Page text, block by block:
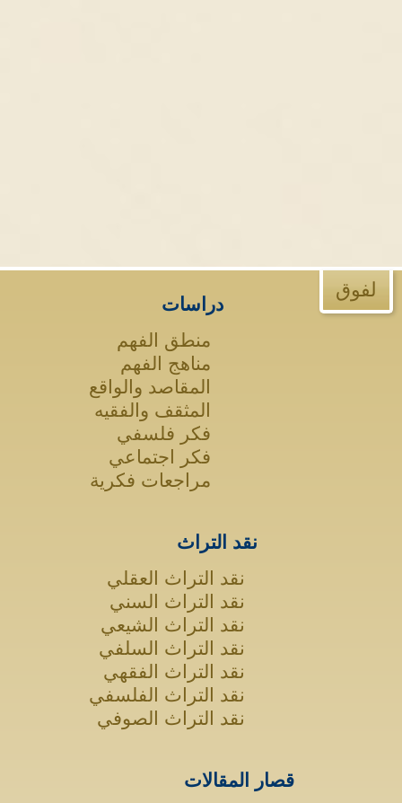
لفوق
دراسات
منطق الفهم
مناهج الفهم
المقاصد والواقع
المثقف والفقيه
فكر فلسفي
فكر اجتماعي
مراجعات فكرية
نقد التراث
نقد التراث العقلي
نقد التراث السني
نقد التراث الشيعي
نقد التراث السلفي
نقد التراث الفقهي
نقد التراث الفلسفي
نقد التراث الصوفي
قصار المقالات